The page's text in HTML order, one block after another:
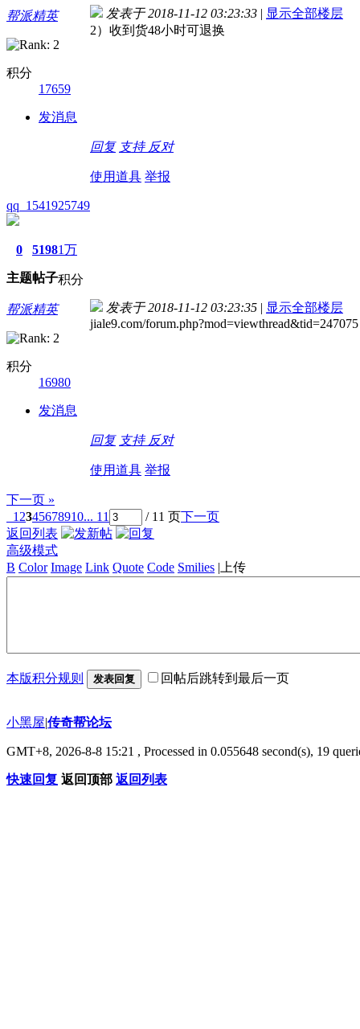
帮派精英
积分
17659
发消息
发表于 2018-11-12 03:23:33 | 显示全部楼层
2）收到货48小时可退换
回复 支持 反对
使用道具 举报
qq_1541925749
0
主题
5198
帖子
1万
积分
帮派精英
积分
16980
发消息
发表于 2018-11-12 03:23:35 | 显示全部楼层
jiale9.com/forum.php?mod=viewthread&tid=247075
回复 支持 反对
使用道具 举报
下一页 »
1 2345678910... 11 / 11 页下一页
返回列表
高级模式
B Color Image Link Quote Code Smilies | 上传
本版积分规则 发表回复 回帖后跳转到最后一页
小黑屋|传奇帮论坛
GMT+8, 2026-8-8 15:21 , Processed in 0.055648 second(s), 19
快速回复 返回顶部 返回列表